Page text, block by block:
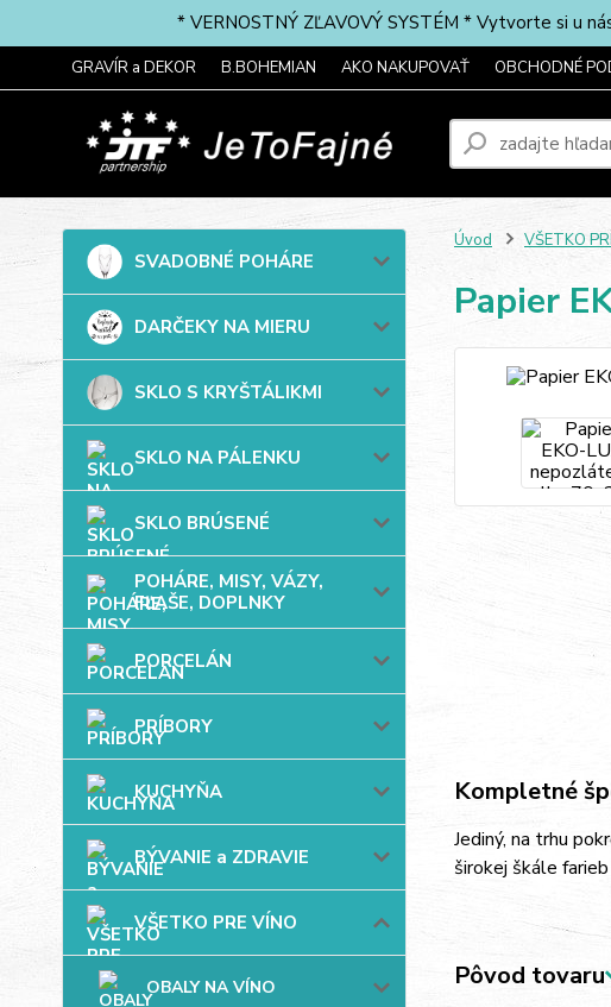
* VERNOSTNÝ ZĽAVOVÝ SYSTÉM * Vytvorte si u
GRAVÍR a DEKOR B.BOHEMIAN AKO NAKUPOVAŤ OBCHODNÉ
SVADOBNÉ POHÁRE
DARČEKY NA MIERU
SKLO S KRYŠTÁLIKMI
SKLO NA PÁLENKU
SKLO BRÚSENÉ
POHÁRE, MISY, VÁZY,
FĽAŠE, DOPLNKY
PORCELÁN
PRÍBORY
KUCHYŇA
BÝVANIE a ZDRAVIE
VŠETKO PRE VÍNO
OBALY NA VÍNO
Úvod VŠETKO
Papier
Kompletné
Jediný, na trhu
širokej škále
Pôvod tovaru